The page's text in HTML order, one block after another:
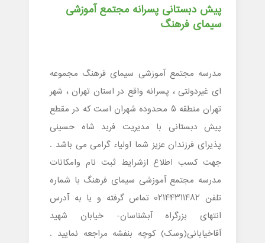
پیش دبستانی پسرانه مجتمع آموزشی
سیمای فرهنگ
مدرسه مجتمع آموزشی سیمای فرهنگ مجموعه
ای غیردولتی ، پسرانه واقع در استان تهران ، شهر
تهران منطقه 5 محدوده شهران است که در مقطع
پیش دبستانی با مدیریت فرید شاه حسینی
پذیرای فرزندان عزیز شما اولیاء گرامی می باشد .
جهت کسب اطلاع ازشرایط ثبت نام وامکانات
مدرسه مجتمع آموزشی سیمای فرهنگ با شماره
تلفن 02144311482 تماس گرفته و یا به آدرس
انتهای بزرگراه آبشناسان- خیابان شهید
آقاخیابانی(وسک) کوچه بنفشه مراجعه نمایید .